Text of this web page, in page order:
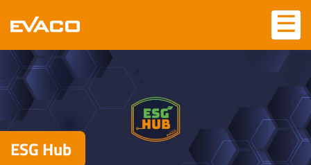
☰
☰
ESG Hub